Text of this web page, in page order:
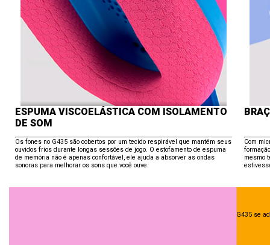
ESPUMA VISCOELÁSTICA COM ISOLAMENTO
DE SOM
Os fones no G435 são cobertos por um tecido respirável que mantém seus
ouvidos frios durante longas sessões de jogo. O estofamento de espuma
de memória não é apenas confortável, ele ajuda a absorver as ondas
sonoras para melhorar os sons que você ouve.
Com
mesmo
G435 se